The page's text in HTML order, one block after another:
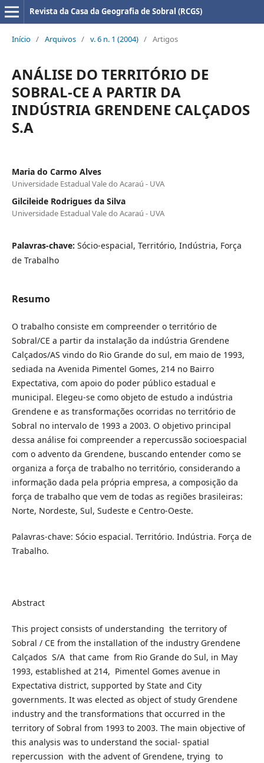
Revista da Casa da Geografia de Sobral (RCGS)
Início / Arquivos / v. 6 n. 1 (2004) / Artigos
ANÁLISE DO TERRITÓRIO DE
SOBRAL-CE A PARTIR DA
INDÚSTRIA GRENDENE CALÇADOS
S.A
Maria do Carmo Alves
Universidade Estadual Vale do Acaraú - UVA
Gilcileide Rodrigues da Silva
Universidade Estadual Vale do Acaraú - UVA
Palavras-chave: Sócio-espacial, Território, Indústria, Força
de Trabalho
Resumo
O trabalho consiste em compreender o território de
Sobral/CE a partir da instalação da indústria Grendene
Calçados/AS vindo do Rio Grande do sul, em maio de 1993,
sediada na Avenida Pimentel Gomes, 214 no Bairro
Expectativa, com apoio do poder público estadual e
municipal. Elegeu-se como objeto de estudo a indústria
Grendene e as transformações ocorridas no território de
Sobral no intervalo de 1993 a 2003. O objetivo principal
dessa análise foi compreender a repercussão socioespacial
com o advento da Grendene, buscando entender como se
organiza a força de trabalho no território, considerando a
informação dada pela própria empresa, a composição da
força de trabalho que vem de todas as regiões brasileiras:
Norte, Nordeste, Sul, Sudeste e Centro-Oeste.
Palavras-chave: Sócio espacial. Território. Indústria. Força de
Trabalho.
Abstract
This project consists of understanding the territory of
Sobral / CE from the installation of the industry Grendene
Calçados S/A that came from Rio Grande do Sul, in May
1993, established at 214, Pimentel Gomes avenue in
Expectativa district, supported by State and City
governments. It was elected as object of study Grendene
industry and the transformations that occurred in the
territory of Sobral from 1993 to 2003. The main objective of
this analysis was to understand the social- spatial
repercussion with the advent of Grendene, trying to